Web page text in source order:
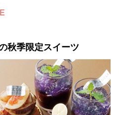
秋季限定スイーツ